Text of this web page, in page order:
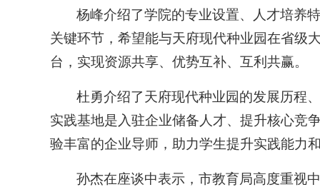
杨峰介绍了学院的专业设置、人才培养
关键环节，希望能与天府现代种业园在省级
台，实现资源共享、优势互补、互利共赢。
杜勇介绍了天府现代种业园的发展历程
实践基地是入驻企业储备人才、提升核心竞
验丰富的企业导师，助力学生提升实践能力
孙杰在座谈中表示，市教育局高度重视